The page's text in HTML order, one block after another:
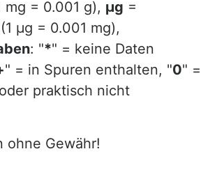
mg = 0.001 g), µg =
µg = 0.001 mg),
: "*" = keine Daten
" = in Spuren enthalten, "0" =
praktisch nicht
ohne Gewähr!